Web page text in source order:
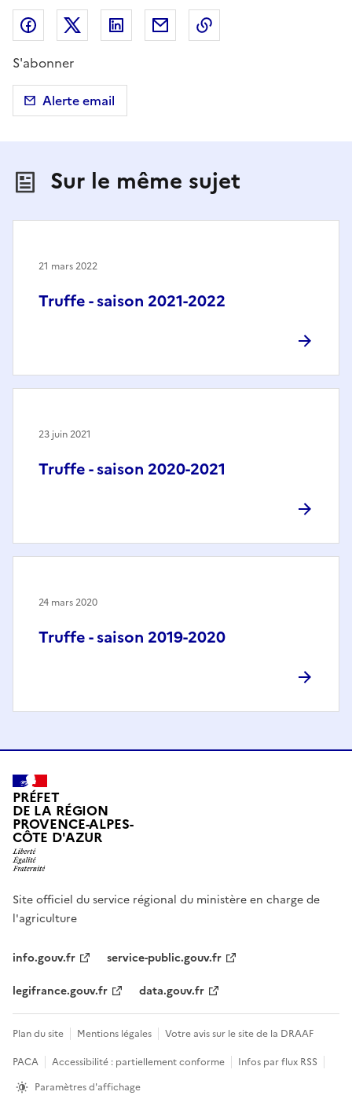
Partager sur Facebook
Partager sur X (anciennement Twitter)
Partager sur LinkedIn
Partager par email
S'abonner
Alerte email
Sur le même sujet
Truffe - saison 2021-2022
21 mars 2022
Truffe - saison 2020-2021
23 juin 2021
Truffe - saison 2019-2020
24 mars 2020
PRÉFET
DE LA RÉGION
PROVENCE-ALPES-
CÔTE D'AZUR
Site officiel du service régional du ministère en charge de
l'agriculture
info.gouv.fr
service-public.gouv.fr
legifrance.gouv.fr
data.gouv.fr
Plan du site Mentions légales
Votre avis sur le site de la DRAAF
PACA
Accessibilité : partiellement conforme
Infos par flux RSS
Paramètres d'affichage